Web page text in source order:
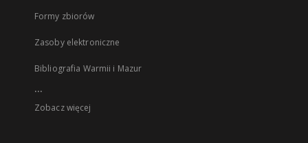
Formy zbiorów
Zasoby elektroniczne
Bibliografia Warmii i Mazur
...
Zobacz więcej